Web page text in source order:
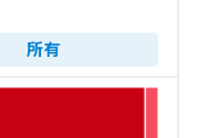
所有